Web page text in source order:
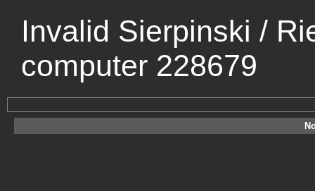
Invalid Sierpinski /
computer 228679